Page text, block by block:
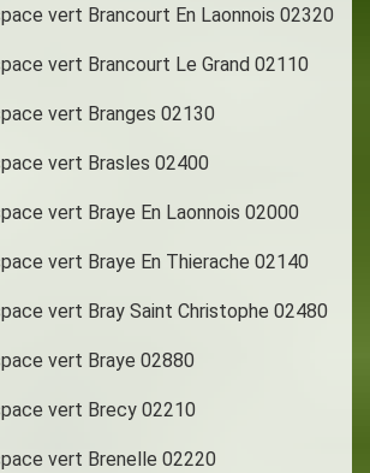
vert Brancourt En Laonnois 02320
vert Brancourt Le Grand 02110
vert Branges 02130
vert Brasles 02400
vert Braye En Laonnois 02000
vert Braye En Thierache 02140
vert Bray Saint Christophe 02480
vert Braye 02880
vert Brecy 02210
vert Brenelle 02220